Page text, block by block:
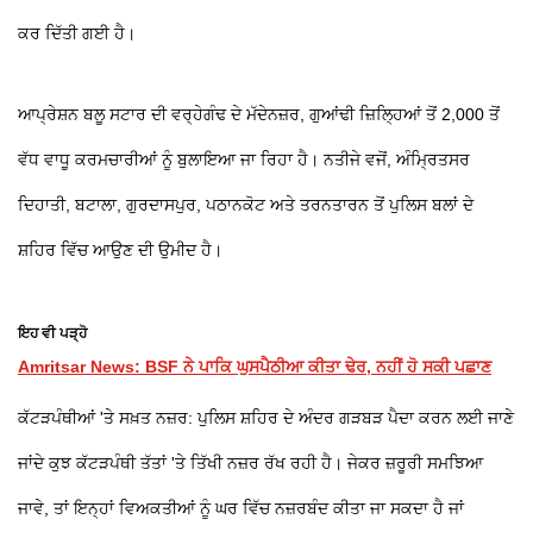
ਕਰ ਦਿੱਤੀ ਗਈ ਹੈ।
ਆਪ੍ਰੇਸ਼ਨ ਬਲੂ ਸਟਾਰ ਦੀ ਵਰ੍ਹੇਗੰਢ ਦੇ ਮੱਦੇਨਜ਼ਰ, ਗੁਆਂਢੀ ਜ਼ਿਲ੍ਹਿਆਂ ਤੋਂ 2,000 ਤੋਂ
ਵੱਧ ਵਾਧੂ ਕਰਮਚਾਰੀਆਂ ਨੂੰ ਬੁਲਾਇਆ ਜਾ ਰਿਹਾ ਹੈ। ਨਤੀਜੇ ਵਜੋਂ, ਅੰਮ੍ਰਿਤਸਰ
ਦਿਹਾਤੀ, ਬਟਾਲਾ, ਗੁਰਦਾਸਪੁਰ, ਪਠਾਨਕੋਟ ਅਤੇ ਤਰਨਤਾਰਨ ਤੋਂ ਪੁਲਿਸ ਬਲਾਂ ਦੇ
ਸ਼ਹਿਰ ਵਿੱਚ ਆਉਣ ਦੀ ਉਮੀਦ ਹੈ।
ਇਹ ਵੀ ਪੜ੍ਹੋ
Amritsar News: BSF ਨੇ ਪਾਕਿ ਘੁਸਪੈਠੀਆ ਕੀਤਾ ਢੇਰ, ਨਹੀਂ ਹੋ ਸਕੀ ਪਛਾਣ
ਕੱਟੜਪੰਥੀਆਂ 'ਤੇ ਸਖ਼ਤ ਨਜ਼ਰ: ਪੁਲਿਸ ਸ਼ਹਿਰ ਦੇ ਅੰਦਰ ਗੜਬੜ ਪੈਦਾ ਕਰਨ ਲਈ ਜਾਣੇ
ਜਾਂਦੇ ਕੁਝ ਕੱਟੜਪੰਥੀ ਤੱਤਾਂ 'ਤੇ ਤਿੱਖੀ ਨਜ਼ਰ ਰੱਖ ਰਹੀ ਹੈ। ਜੇਕਰ ਜ਼ਰੂਰੀ ਸਮਝਿਆ
ਜਾਵੇ, ਤਾਂ ਇਨ੍ਹਾਂ ਵਿਅਕਤੀਆਂ ਨੂੰ ਘਰ ਵਿੱਚ ਨਜ਼ਰਬੰਦ ਕੀਤਾ ਜਾ ਸਕਦਾ ਹੈ ਜਾਂ